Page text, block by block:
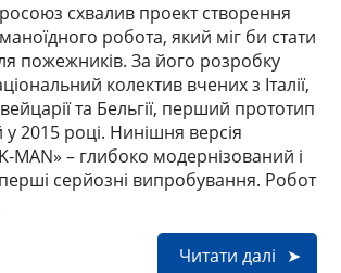
схвалив проект створення
робота, який міг би стати
пожежників. За його розробку
колектив вчених з Італії,
та Бельгії, перший прототип
2015 році. Нинішня версія
MAN» – глибоко модернізований і
серйозні випробування. Робот
Читати далі